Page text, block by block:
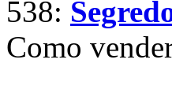
538:
Como